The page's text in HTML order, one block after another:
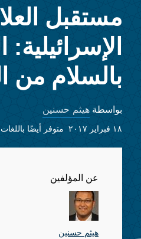
مستقبل
الإسرائيلية:
بالسلام من
بواسطة هيثم حسنين
١٨ فبراير ٢٠١٧ متوفر أيضًا
عن المؤلفين
هيثم حسنين